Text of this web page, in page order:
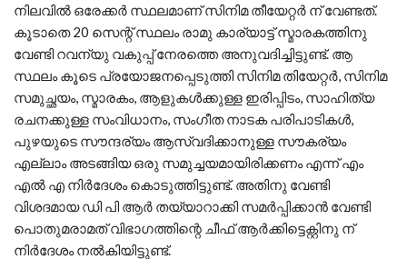
നിലവിൽ ഒരേക്കർ സ്ഥലമാണ് സിനിമ തീയേറ്റർ ന് വേണ്ടത്.
കൂടാതെ 20 സെന്റ് സ്ഥലം രാമു കാര്യാട്ട് സ്മാരകത്തിനു
വേണ്ടി റവന്യു വകുപ്പ് നേരത്തെ അനുവദിച്ചിട്ടുണ്ട്. ആ
സ്ഥലം കൂടെ പ്രയോജനപ്പെടുത്തി സിനിമ തിയേറ്റർ, സിനിമ
സമുച്ഛയം, സ്മാരകം, ആളുകൾക്കുള്ള ഇരിപ്പിടം, സാഹിത്യ
രചനക്കുള്ള സംവിധാനം, സംഗീത നാടക പരിപാടികൾ,
പുഴയുടെ സൗന്ദര്യം ആസ്വദിക്കാനുള്ള സൗകര്യം
എല്ലാം അടങ്ങിയ ഒരു സമുച്ചയമായിരിക്കണം എന്ന് എം
എൽ എ നിർദേശം കൊടുത്തിട്ടുണ്ട്. അതിനു വേണ്ടി
വിശദമായ ഡി പി ആർ തയ്യാറാക്കി സമർപ്പിക്കാൻ വേണ്ടി
പൊതുമരാമത് വിഭാഗത്തിന്റെ ചീഫ് ആർക്കിട്ടെക്റ്റിനു ന്
നിർദേശം നൽകിയിട്ടുണ്ട്.